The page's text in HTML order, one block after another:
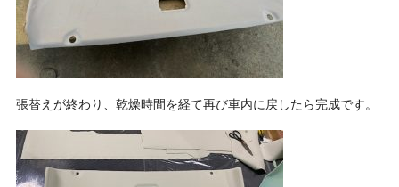
張替えが終わり、乾燥時間を経て再び車内に戻したら完成です。